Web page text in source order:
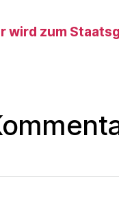
wird zum